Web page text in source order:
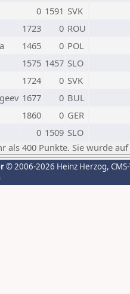
0 1591 SVK
1723 0 ROU
1465 0 POL
1575 1457 SLO
1724 0 SVK
1677 0 BUL
1860 0 GER
0 1509 SLO
als 400 Punkte. Sie wurde
© 2006-2026 Heinz Herzog,